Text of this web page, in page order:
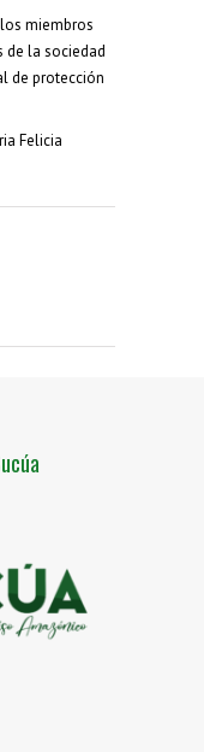
miembros
de la sociedad
de protección
Felicia